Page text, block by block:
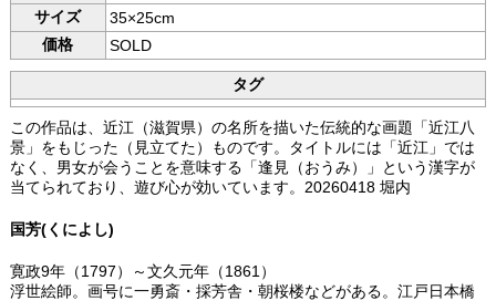
サイズ
35×25cm
価格
SOLD
タグ
この作品は、近江（滋賀県）の名所を描いた伝統的な画題「近江八
景」をもじった（見立てた）ものです。タイトルには「近江」では
なく、男女が会うことを意味する「逢見（おうみ）」という漢字が
当てられており、遊び心が効いています。20260418 堀内
国芳(くによし)
寛政9年（1797）～文久元年（1861）
浮世絵師。画号に一勇斎・採芳舎・朝桜楼などがある。江戸日本橋